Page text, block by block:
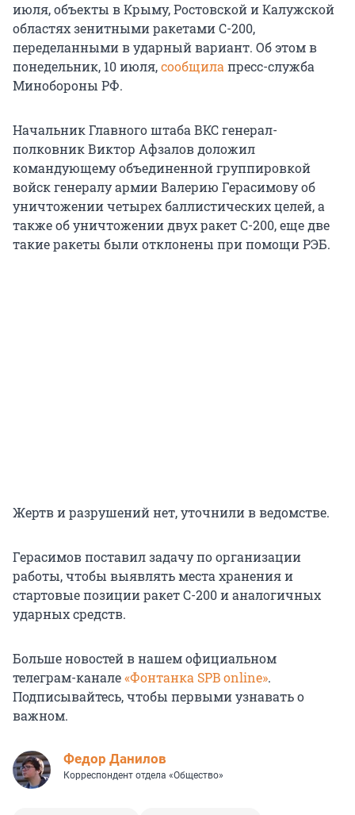
июля, объекты в Крыму, Ростовской и Калужской
областях зенитными ракетами С-200,
переделанными в ударный вариант. Об этом в
понедельник, 10 июля,сообщила пресс-служба
Минобороны РФ.
Начальник Главного штаба ВКС генерал-
полковник Виктор Афзалов доложил
командующему объединенной группировкой
войск генералу армии Валерию Герасимову об
уничтожении четырех баллистических целей, а
также об уничтожении двух ракет С-200, еще две
такие ракеты были отклонены при помощи РЭБ.
Жертв и разрушений нет, уточнили в ведомстве.
Герасимов поставил задачу по организации
работы, чтобы выявлять места хранения и
стартовые позиции ракет С-200 и аналогичных
ударных средств.
Больше новостей в нашем официальном
телеграм-канале«Фонтанка SPB online».
Подписывайтесь, чтобы первыми узнавать о
важном.
Федор Данилов
Корреспондент отдела «Общество»